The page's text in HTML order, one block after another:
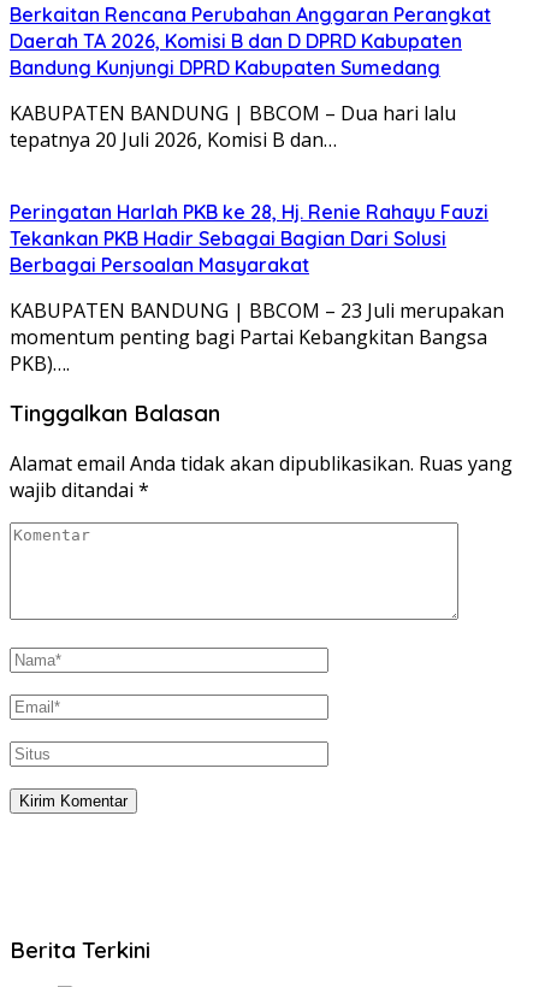
Berkaitan Rencana Perubahan Anggaran Perangkat
Daerah TA 2026, Komisi B dan D DPRD Kabupaten
Bandung Kunjungi DPRD Kabupaten Sumedang
KABUPATEN BANDUNG | BBCOM – Dua hari lalu
tepatnya 20 Juli 2026, Komisi B dan…
Peringatan Harlah PKB ke 28, Hj. Renie Rahayu Fauzi
Tekankan PKB Hadir Sebagai Bagian Dari Solusi
Berbagai Persoalan Masyarakat
KABUPATEN BANDUNG | BBCOM – 23 Juli merupakan
momentum penting bagi Partai Kebangkitan Bangsa
PKB)….
Tinggalkan Balasan
Alamat email Anda tidak akan dipublikasikan. Ruas yang
wajib ditandai *
Berita Terkini